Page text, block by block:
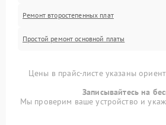
Ремонт второстепенных плат
Простой ремонт основной платы
Цены в прайс-листе указаны
Записывайтесь на
Мы проверим ваше устройство и